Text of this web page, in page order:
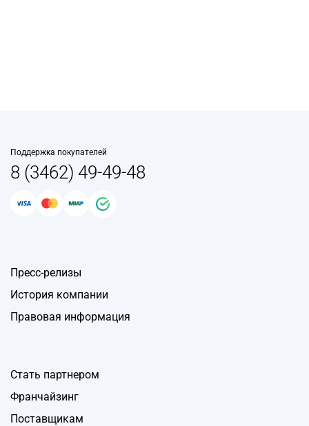
Поддержка покупателей
8 (3462) 49-49-48
Пресс-релизы
История компании
Правовая информация
Стать партнером
Франчайзинг
Поставщикам